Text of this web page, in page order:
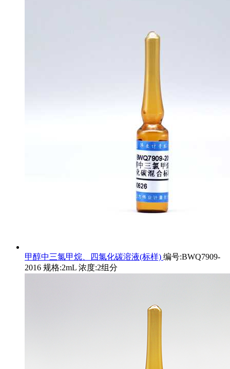
甲醇中三氯甲烷、四氯化碳溶液(标样) 编号:BWQ7909-
2016 规格:2mL 浓度:2组分